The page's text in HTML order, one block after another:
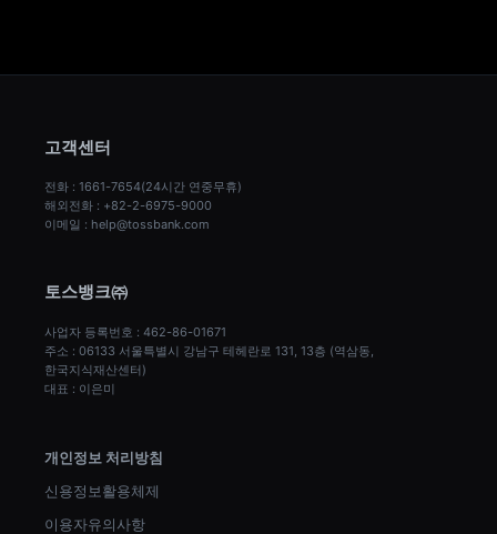
고객센터
전화 : 1661-7654(24시간 연중무휴)
해외전화 : +82-2-6975-9000
이메일 : help@tossbank.com
토스뱅크㈜
사업자 등록번호 : 462-86-01671
주소 : 06133 서울특별시 강남구 테헤란로 131, 13층 (역삼동,
한국지식재산센터)
대표 : 이은미
개인정보 처리방침
신용정보활용체제
이용자유의사항